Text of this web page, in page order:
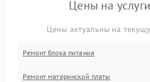
Цены на
Цены актуальны на
Ремонт блока питания
Ремонт материнской платы